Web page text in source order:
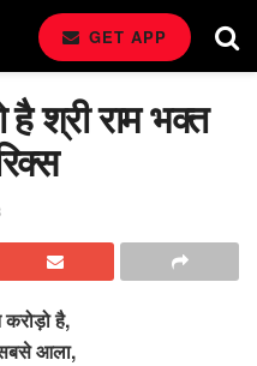
GET APP
श्री राम भक्त
है,
आला,